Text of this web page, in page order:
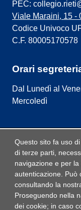
Questo sito fa uso
di terze parti,
navigazione e per
autenticazione. Può
consultando la
Proseguendo nella
dei cookie; in caso
PEC:
Viale Maraini, 15 -
Codice Univoco
C.F. 80005170578
Orari
Dal Lunedì al
Mercoledì
Privacy
Cookie policy
Accessibilità